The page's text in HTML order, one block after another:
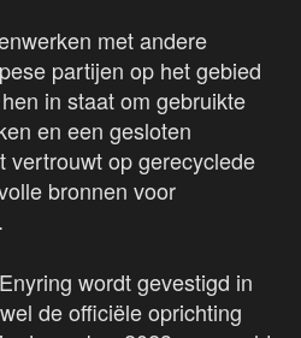
met andere
partijen op het gebied
in staat om gebruikte
en een gesloten
vertrouwt op gerecyclede
bronnen voor
wordt gevestigd in
de officiële oprichting